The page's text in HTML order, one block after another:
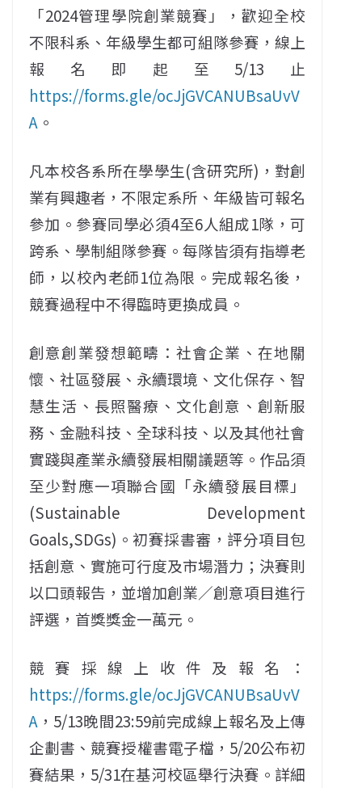
「2024管理學院創業競賽」，歡迎全校
不限科系、年級學生都可組隊參賽，線上
報名即起至5/13止
https://forms.gle/ocJjGVCANUBsaUvV
A 。
凡本校各系所在學學生(含研究所)，對創
業有興趣者，不限定系所、年級皆可報名
參加。參賽同學必須4至6人組成1隊，可
跨系、學制組隊參賽。每隊皆須有指導老
師，以校內老師1位為限。完成報名後，
競賽過程中不得臨時更換成員。
創意創業發想範疇：社會企業、在地關
懷、社區發展、永續環境、文化保存、智
慧生活、長照醫療、文化創意、創新服
務、金融科技、全球科技、以及其他社會
實踐與產業永續發展相關議題等。作品須
至少對應一項聯合國「永續發展目標」
(Sustainable Development
Goals,SDGs)。初賽採書審，評分項目包
括創意、實施可行度及市場潛力；決賽則
以口頭報告，並增加創業／創意項目進行
評選，首獎獎金一萬元。
競賽採線上收件及報名：
https://forms.gle/ocJjGVCANUBsaUvV
A ，5/13晚間23:59前完成線上報名及上傳
企劃書、競賽授權書電子檔，5/20公布初
賽結果，5/31在基河校區舉行決賽。詳細